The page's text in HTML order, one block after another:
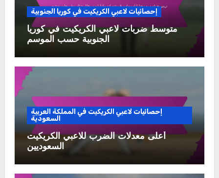
إحصائيات لاعبي الكريكيت في كوريا الجنوبية
متوسط ضربات لاعبي الكريكيت في كوريا
الجنوبية حسب الموسم
إحصائيات لاعبي الكريكيت في المملكة العربية
السعودية
أعلى معدلات الضرب للاعبي الكريكيت
السعوديين